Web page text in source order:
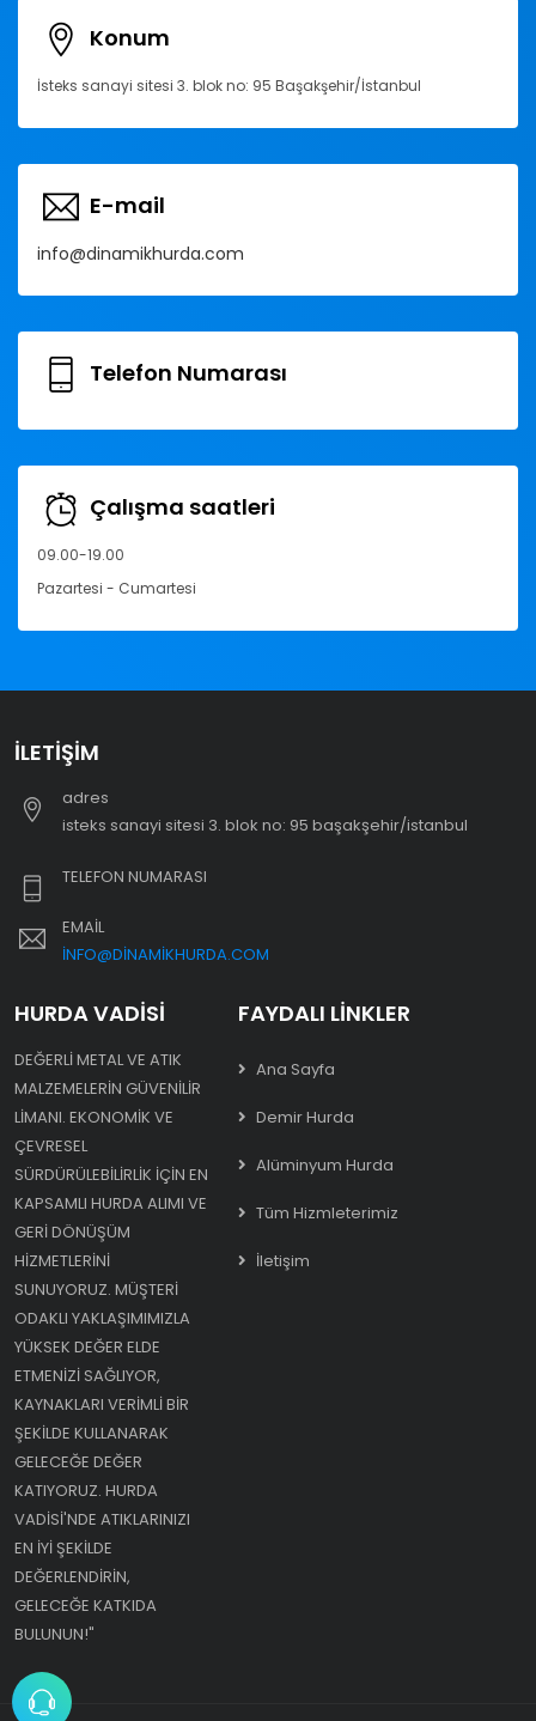
Konum
İsteks sanayi sitesi 3. blok no: 95 Başakşehir/İstanbul
E-mail
info@dinamikhurda.com
Telefon Numarası
Çalışma saatleri
09.00-19.00
Pazartesi - Cumartesi
İLETIŞIM
adres
i̇steks sanayi sitesi 3. blok no: 95 başakşehir/i̇stanbul
TELEFON NUMARASI
EMAIL
INFO@DINAMIKHURDA.COM
HURDA VADISI
DEĞERLI METAL VE ATIK
MALZEMELERIN GÜVENILIR
LIMANI. EKONOMIK VE
ÇEVRESEL
SÜRDÜRÜLEBILIRLIK IÇIN EN
KAPSAMLI HURDA ALIMI VE
GERI DÖNÜŞÜM
HIZMETLERINI
SUNUYORUZ. MÜŞTERI
ODAKLI YAKLAŞIMIMIZLA
YÜKSEK DEĞER ELDE
ETMENIZI SAĞLIYOR,
KAYNAKLARI VERIMLI BIR
ŞEKILDE KULLANARAK
GELECEĞE DEĞER
KATIYORUZ. HURDA
VADISI'NDE ATIKLARINIZI
EN IYI ŞEKILDE
DEĞERLENDIRIN,
GELECEĞE KATKIDA
BULUNUN!"
FAYDALI LINKLER
Ana Sayfa
Demir Hurda
Alüminyum Hurda
Tüm Hizmleterimiz
İletişim